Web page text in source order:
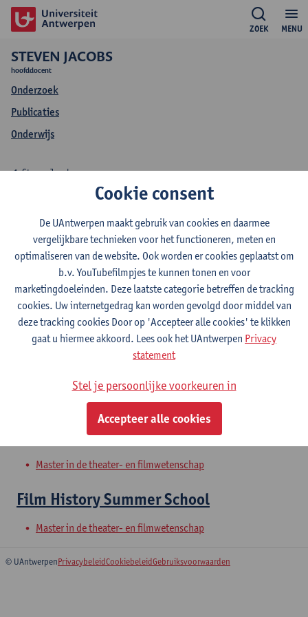
MENU
ZOEK
STEVEN JACOBS
hoofddocent
Onderzoek
Publicaties
Onderwijs
Onderwijs Steven
Jacobs
Steven Jacobs
2026-2027 2025-2026 2024-2025
Antwerp in a global context.
Uitwisselingsprogramma Faculteit Letteren en Wijsbegeerte
Avant-garde en experimentele cinema
Master in de theater- en filmwetenschap
Film History Summer School
Master in de theater- en filmwetenschap
© UAntwerpenPrivacybeleidCookiebeleidGebruiksvoorwaarden
Cookie consent
De UAntwerpen maakt gebruik van cookies en daarmee
vergelijkbare technieken voor het functioneren, meten en
optimaliseren van de website. Ook worden er cookies geplaatst om
b.v. YouTubefilmpjes te kunnen tonen en voor
marketingdoeleinden. Deze laatste categorie betreffen de tracking
cookies. Uw internetgedrag kan worden gevolgd door middel van
deze tracking cookies Door op 'Accepteer alle cookies' te klikken
gaat u hiermee akkoord. Lees ook het UAntwerpen Privacy
statement
Stel je persoonlijke voorkeuren in
Accepteer alle cookies